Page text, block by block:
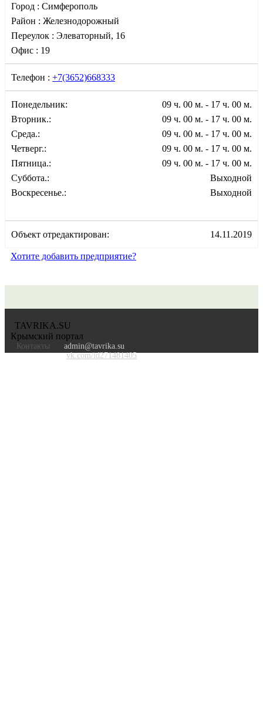
Город : Симферополь
Район : Железнодорожный
Переулок : Элеваторный, 16
Офис : 19
Телефон : +7(3652)668333
Понедельник:
09 ч. 00 м. - 17 ч. 00 м.
Вторник.:
09 ч. 00 м. - 17 ч. 00 м.
Среда.:
09 ч. 00 м. - 17 ч. 00 м.
Четверг.:
09 ч. 00 м. - 17 ч. 00 м.
Пятница.:
09 ч. 00 м. - 17 ч. 00 м.
Суббота.:
Выходной
Воскресенье.:
Выходной
Объект отредактирован: 14.11.2019
Хотите добавить предприятие?
TAVRIKA.SU
Крымский портал
Контакты
admin@tavrika.su
vk.com/id271481405